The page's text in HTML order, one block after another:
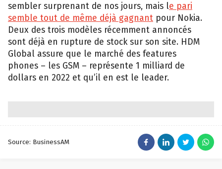
sembler surprenant de nos jours, mais le pari
semble tout de même déjà gagnant pour Nokia.
Deux des trois modèles récemment annoncés
sont déjà en rupture de stock sur son site. HDM
Global assure que le marché des features
phones – les GSM – représente 1 milliard de
dollars en 2022 et qu’il en est le leader.
Source: BusinessAM